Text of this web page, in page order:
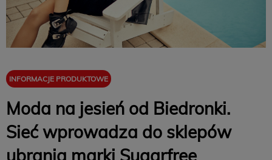
INFORMACJE PRODUKTOWE
Moda na jesień od Biedronki.
Sieć wprowadza do sklepów
ubrania marki Sugarfree